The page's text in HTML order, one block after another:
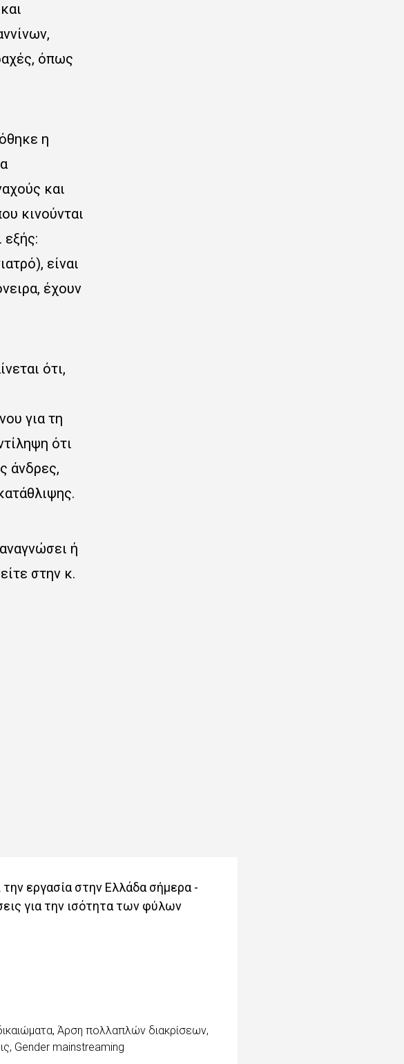
όπως
η
και
κινούνται
εξής:
είναι
έχουν
ότι,
για τη
ότι
άνδρες,
ή
στην κ.
την εργασία στην Ελλάδα σήμερα -
για την ισότητα των φύλων
Άρση πολλαπλών διακρίσεων,
Gender mainstreaming